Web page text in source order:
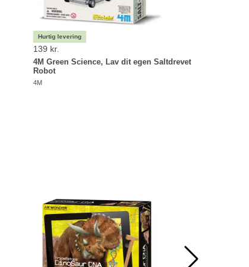
139 kr.
4M Green Science, Lav dit egen Saltdrevet
Robot
4M